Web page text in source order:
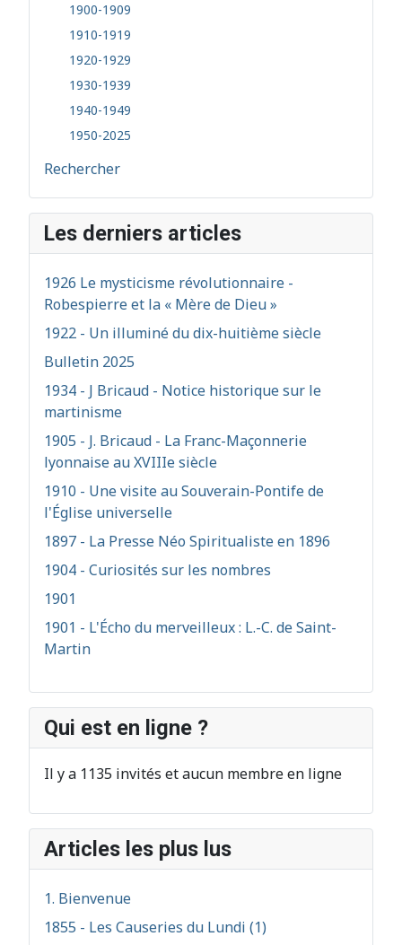
1900-1909
1910-1919
1920-1929
1930-1939
1940-1949
1950-2025
Rechercher
Les derniers articles
1926 Le mysticisme révolutionnaire -
Robespierre et la « Mère de Dieu »
1922 - Un illuminé du dix-huitième siècle
Bulletin 2025
1934 - J Bricaud - Notice historique sur le
martinisme
1905 - J. Bricaud - La Franc-Maçonnerie
lyonnaise au XVIIIe siècle
1910 - Une visite au Souverain-Pontife de
l'Église universelle
1897 - La Presse Néo Spiritualiste en 1896
1904 - Curiosités sur les nombres
1901
1901 - L'Écho du merveilleux : L.-C. de Saint-
Martin
Qui est en ligne ?
Il y a 1135 invités et aucun membre en ligne
Articles les plus lus
1. Bienvenue
1855 - Les Causeries du Lundi (1)